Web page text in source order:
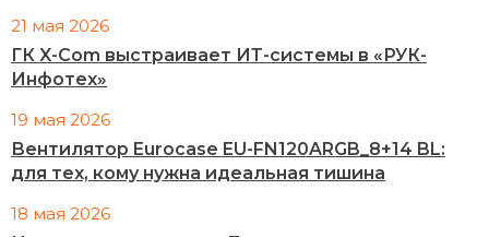
21 мая 2026
ГК X-Com выстраивает ИТ-системы в «РУК-
Инфотех»
19 мая 2026
Вентилятор Eurocase EU-FN120ARGB_8+14 BL:
для тех, кому нужна идеальная тишина
18 мая 2026